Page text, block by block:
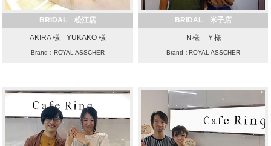
BRIDAL 松江店
AKIRA 様 YUKAKO 様
Brand：ROYAL ASSCHER
BRIDAL 米子店
Ｎ様 Ｙ様
Brand：ROYAL ASSCHER